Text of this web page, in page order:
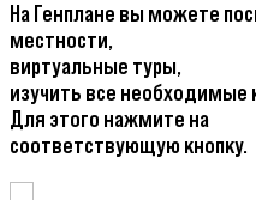
На Генплане вы можете
местности,
виртуальные туры,
изучить все необходимые
Для этого нажмите на
соответствующую кнопку.